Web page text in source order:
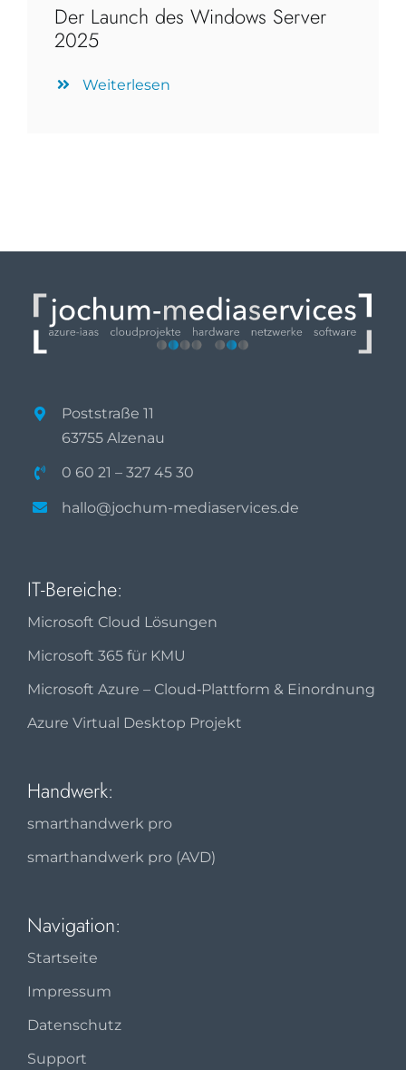
Der Launch des Windows Server
2025
Weiterlesen
Poststraße 11
63755 Alzenau
0 60 21 – 327 45 30
hallo@jochum-mediaservices.de
IT-Bereiche:
Microsoft Cloud Lösungen
Microsoft 365 für KMU
Microsoft Azure – Cloud‑Plattform & Einordnung
Azure Virtual Desktop Projekt
Handwerk:
smarthandwerk pro
smarthandwerk pro (AVD)
Navigation:
Startseite
Impressum
Datenschutz
Support